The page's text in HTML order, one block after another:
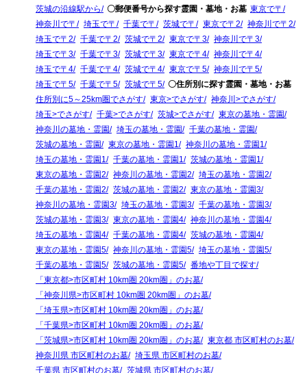
茨城の沿線駅から
〇郵便番号から探す霊園・墓地・お墓 東京で〒
神奈川で〒
埼玉で〒 千葉で〒 茨城で〒 東京で〒2
神奈川で〒2
埼玉で〒2
千葉で〒2 茨城で〒2 東京で〒3
神奈川で〒3
埼玉で〒3
千葉で〒3 茨城で〒3 東京で〒4
神奈川で〒4
埼玉で〒4
千葉で〒4 茨城で〒4 東京で〒5
神奈川で〒5
埼玉で〒5
千葉で〒5 茨城で〒5
〇住所別に探す霊園・墓地・お墓
住所別に5～25km圏でさがす
東京>でさがす
神奈川>でさがす
埼玉>でさがす
千葉>でさがす 茨城>でさがす
東京の墓地・霊園
神奈川の墓地・霊園
埼玉の墓地・霊園
千葉の墓地・霊園
茨城の墓地・霊園
東京の墓地・霊園1
神奈川の墓地・霊園1
埼玉の墓地・霊園1
千葉の墓地・霊園1
茨城の墓地・霊園1
東京の墓地・霊園2
神奈川の墓地・霊園2
埼玉の墓地・霊園2
千葉の墓地・霊園2
茨城の墓地・霊園2
東京の墓地・霊園3
神奈川の墓地・霊園3
埼玉の墓地・霊園3
千葉の墓地・霊園3
茨城の墓地・霊園3
東京の墓地・霊園4
神奈川の墓地・霊園4
埼玉の墓地・霊園4
千葉の墓地・霊園4
茨城の墓地・霊園4
東京の墓地・霊園5
神奈川の墓地・霊園5
埼玉の墓地・霊園5
千葉の墓地・霊園5
茨城の墓地・霊園5
番地や丁目で探す
「東京都>市区町村 10km圏 20km圏」のお墓
「神奈川県>市区町村 10km圏 20km圏」のお墓
「埼玉県>市区町村 10km圏 20km圏」のお墓
「千葉県>市区町村 10km圏 20km圏」のお墓
「茨城県>市区町村 10km圏 20km圏」のお墓
東京都 市区町村のお墓
神奈川県 市区町村のお墓
埼玉県 市区町村のお墓
千葉県 市区町村のお墓
茨城県 市区町村のお墓